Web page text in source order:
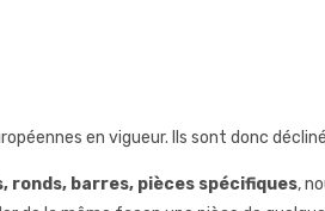
en vigueur. Ils sont donc
ronds, barres, pièces spécifiques,